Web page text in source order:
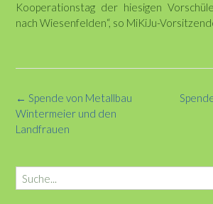
Kooperationstag der hiesigen
nach Wiesenfelden“, so MiKiJu-
Post
navigation
← Spende von Metallbau
Wintermeier und den
Landfrauen